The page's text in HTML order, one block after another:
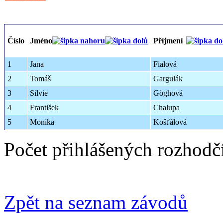
Číslo Jméno Příjmení
1 Jana
Fialová
2
Tomáš
Gargulák
3
Silvie
Göghová
4
František
Chalupa
5
Monika Košťálová
Počet přihlášených
Zpět na seznam závodů